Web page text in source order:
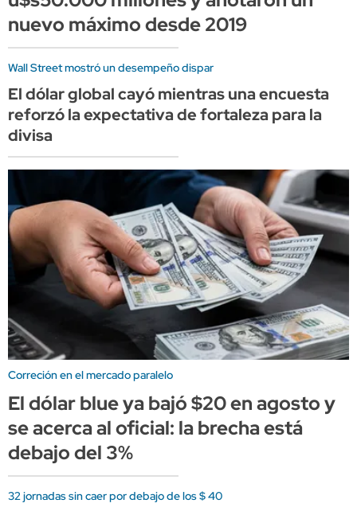
nuevo máximo desde 2019
Wall Street mostró un desempeño dispar
El dólar global cayó mientras una encuesta
reforzó la expectativa de fortaleza para la
divisa
Correción en el mercado paralelo
El dólar blue ya bajó $20 en agosto y
se acerca al oficial: la brecha está
debajo del 3%
32 jornadas sin caer por debajo de los $ 40